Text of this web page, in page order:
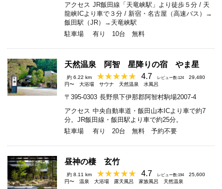
アクセス JR飯田線「天竜峡駅」より徒歩５分 / 天
龍峡ICより車で３分 / 新宿・名古屋（高速バス）→
飯田駅（JR）→天竜峡駅
駐車場
有り 10台 無料
天然温泉 阿智 星降りの宿 やま星
約 6.22 km 4.7 レビュー数:124
29,480
円〜
大浴場 サウナ 天然温泉 水風呂
〒395-0303 長野県下伊那郡阿智村駒場2007-4
アクセス 中央自動車道・飯田山本ICより車で約7
分。JR飯田線・飯田駅より車で約25分。
駐車場
有り 20台 無料 予約不要
昼神の棲 玄竹
約 8.11 km 4.7 レビュー数:194
25,600
円〜
温泉 大浴場 露天風呂 家族風呂 天然温泉